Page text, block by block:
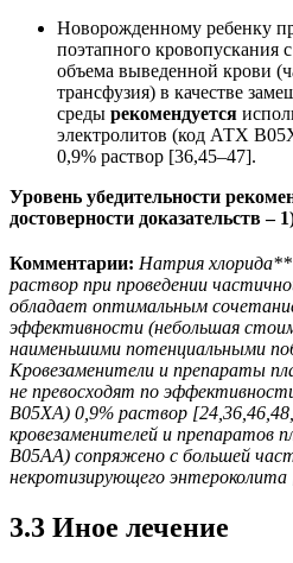
Новорожденному ребенку
поэтапного кровопускания
объема выведенной крови
трансфузия) в качестве
среды рекомендуется
электролитов (код АТХ
0,9% раствор [36,45–47].
Уровень убедительности
достоверности доказательств –
Комментарии: Натрия хлорида**
раствор при проведении
обладает оптимальным
эффективности (небольшая
наименьшими потенциальными
Кровезаменители и препараты
не превосходят по
В05ХА) 0,9% раствор
кровезаменителей и препаратов
В05АА) сопряжено с большей
некротизирующего
3.3 Иное лечение